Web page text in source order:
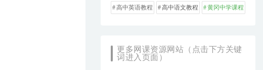
高中英语教程 高中语文教程 黄冈中学课程
更多网课资源网站（点击下方关键
词进入页面）